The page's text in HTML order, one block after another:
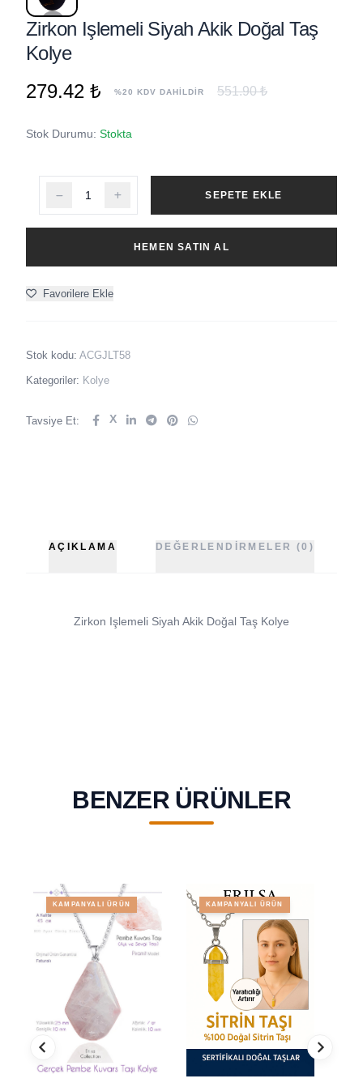
Zirkon Işlemeli Siyah Akik Doğal Taş
Kolye
279.42 ₺
%20 KDV DAHİLDİR 551.90 ₺
Stok Durumu: Stokta
SEPETE EKLE
HEMEN SATIN AL
Favorilere Ekle
Stok kodu: ACGJLT58
Kategoriler: Kolye
Tavsiye Et: X
AÇIKLAMA DEĞERLENDIRMELER (0)
Zirkon Işlemeli Siyah Akik Doğal Taş Kolye
BENZER ÜRÜNLER
KAMPANYALI ÜRÜN KAMPANYALI ÜRÜN